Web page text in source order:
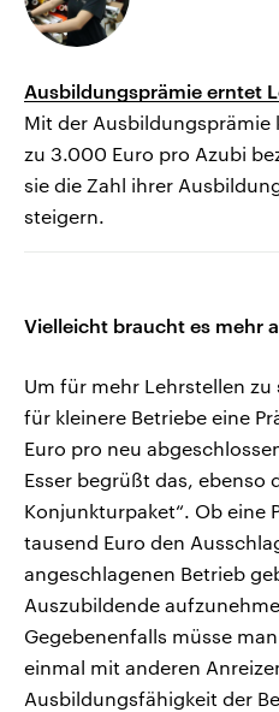
Ausbildungsprämie erntet
Mit der Ausbildungsprämie
zu 3.000 Euro pro Azubi
sie die Zahl ihrer
steigern.
Vielleicht braucht es mehr
Um für mehr Lehrstellen
für kleinere Betriebe eine
Euro pro neu
Esser begrüßt das, ebenso
Konjunkturpaket“. Ob eine
tausend Euro den
angeschlagenen Betrieb
Auszubildende
Gegebenenfalls müsse
einmal mit anderen
Ausbildungsfähigkeit der